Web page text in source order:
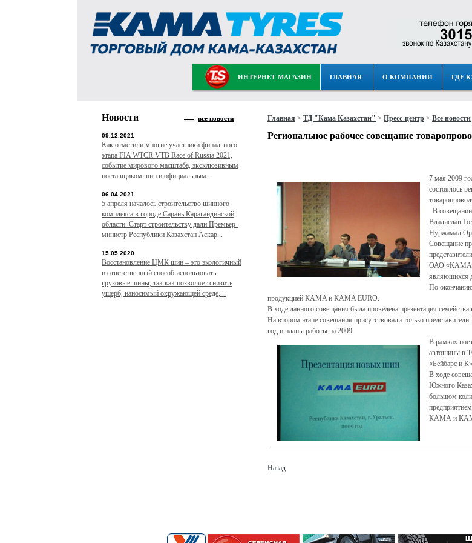
ИНТЕРНЕТ-МАГАЗИН ГЛАВНАЯ О КОМПАНИИ ГДЕ
Главная > ТД "Кама Казахстан" > Пресс-центр > Все новости
Региональное рабочее совещание
7 мая 2009
состоялось
В
Владислав
Нуржамал
Совещание
ОАО
являющихся
По
продукцией КAMA и КAMA EURO.
В ходе данного совещания была проведена презентация
На втором этапе совещания присутствовали только
год и планы работы на 2009.
В рамках
автошины в
«Бейбарс и
В ходе
Южного
большом
КАМА и
Назад
Новости все новости
09.12.2021
Как отметили многие участники финального
этапа FIA WTCR VTB Race of Russia 2021,
событие мирового масштаба, эксклюзивным
поставщиком шин и официальным...
06.04.2021
5 апреля началось строительство шинного
комплекса в городе Сарань Карагандинской
области. Старт строительству дали Премьер-
министр Республики Казахстан Аскар...
15.05.2020
Восстановление ЦМК шин – это экологичный
и ответственный способ использовать
грузовые шины, так как позволяет снизить
ущерб, наносимый окружающей среде,...